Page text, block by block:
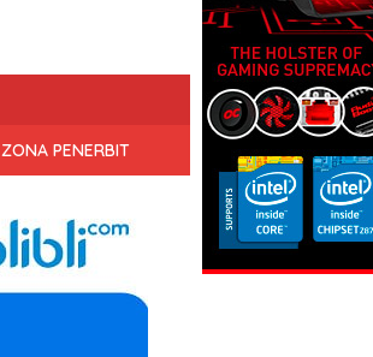
ZONA PENERBIT